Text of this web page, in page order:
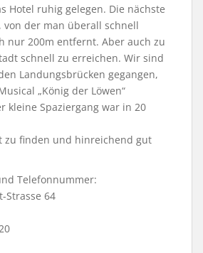
Hotel ruhig gelegen. Die nächste
von der man überall schnell
nur 200m entfernt. Aber auch zu
schnell zu erreichen. Wir sind
Landungsbrücken gegangen,
„König der Löwen“
kleine Spaziergang war in 20
zu finden und hinreichend gut
Telefonnummer:
Strasse 64